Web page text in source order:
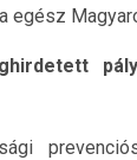
egész